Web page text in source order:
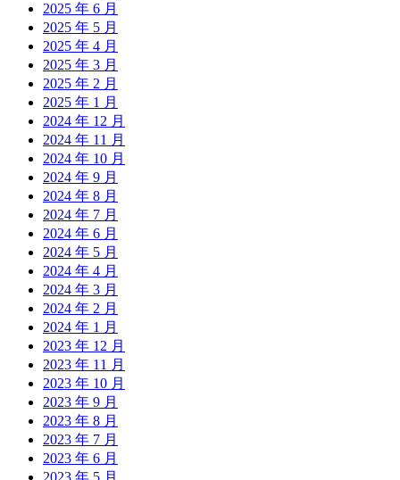
2025 年 6 月
2025 年 5 月
2025 年 4 月
2025 年 3 月
2025 年 2 月
2025 年 1 月
2024 年 12 月
2024 年 11 月
2024 年 10 月
2024 年 9 月
2024 年 8 月
2024 年 7 月
2024 年 6 月
2024 年 5 月
2024 年 4 月
2024 年 3 月
2024 年 2 月
2024 年 1 月
2023 年 12 月
2023 年 11 月
2023 年 10 月
2023 年 9 月
2023 年 8 月
2023 年 7 月
2023 年 6 月